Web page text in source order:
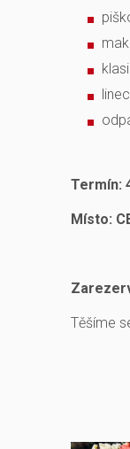
Termín:
Místo:
Těšíme